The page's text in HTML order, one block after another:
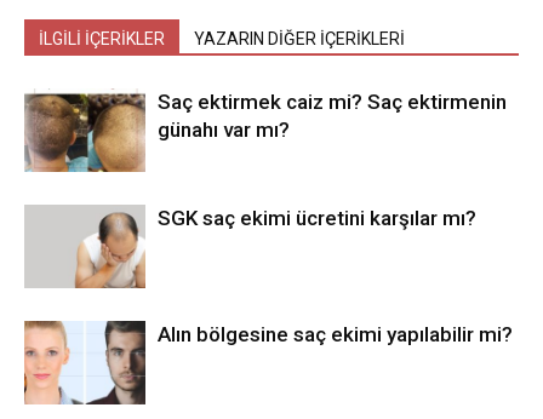
İLGİLİ İÇERİKLER YAZARIN DİĞER İÇERİKLERİ
Saç ektirmek caiz mi? Saç ektirmenin
günahı var mı?
SGK saç ekimi ücretini karşılar mı?
Alın bölgesine saç ekimi yapılabilir mi?